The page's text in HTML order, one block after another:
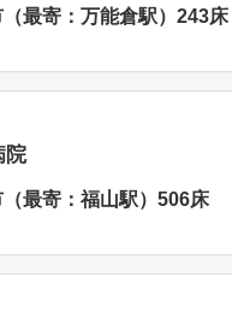
最寄：万能倉駅）243床
院
最寄：福山駅）506床